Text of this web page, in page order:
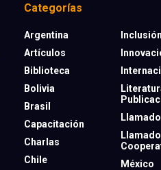
Categorías
Argentina
Artículos
Biblioteca
Bolivia
Brasil
Capacitación
Charlas
Chile
Inclusión
México